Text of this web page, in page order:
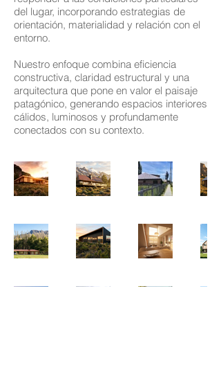
del lugar, incorporando estrategias de
orientación, materialidad y relación con el
entorno.
Nuestro enfoque combina eficiencia
constructiva, claridad estructural y una
arquitectura que pone en valor el paisaje
patagónico, generando espacios interiores
cálidos, luminosos y profundamente
conectados con su contexto.